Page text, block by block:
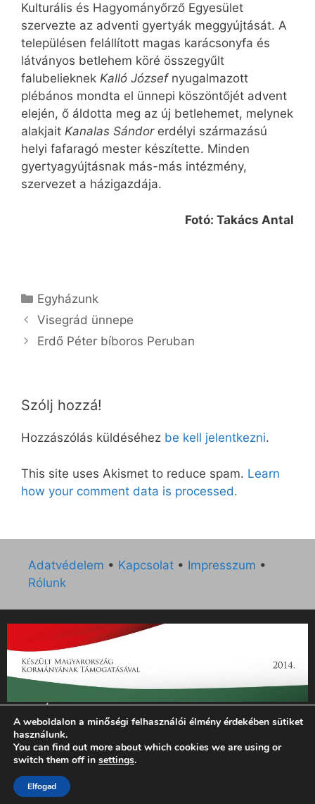
Kulturális és Hagyományőrző Egyesület
szervezte az adventi gyertyák meggyújtását. A
településen felállított magas karácsonyfa és
látványos betlehem köré összegyűlt
falubelieknek Kalló József nyugalmazott
plébános mondta el ünnepi köszöntőjét advent
elején, ő áldotta meg az új betlehemet, melynek
alakjait Kanalas Sándor erdélyi származású
helyi fafaragó mester készítette. Minden
gyertyagyújtásnak más-más intézmény,
szervezet a házigazdája.
Fotó: Takács Antal
Kategória
Egyházunk
Visegrád ünnepe
Erdő Péter bíboros Peruban
Szólj hozzá!
Hozzászólás küldéséhez be kell jelentkezni.
This site uses Akismet to reduce spam. Learn
how your comment data is processed.
Adatvédelem • Kapcsolat • Impresszum •
Rólunk
„Az Új Ember katolikus hetilap 2014. évi működésének
támogatását az EGYH-KCP-14-P-0121 sz. támogatási
szerződés keretében 3 000 000 Ft összegben támogatta az
Emberi Erőforrások Minisztériuma.”
© 2026 Magyar Kurír - Új Ember
A weboldalon a minőségi felhasználói élmény érdekében sütiket
használunk.
You can find out more about which cookies we are using or
switch them off in settings.
Elfogad